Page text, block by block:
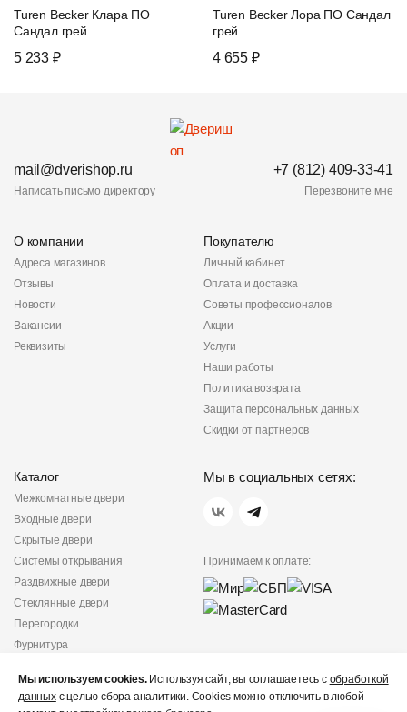
Turen Becker Клара ПО
Сандал грей
5 233 ₽
Turen Becker Лора ПО Сандал
грей
4 655 ₽
mail@dverishop.ru
Написать письмо директору
+7 (812) 409-33-41
Перезвоните мне
О компании
Адреса магазинов
Отзывы
Новости
Вакансии
Реквизиты
Покупателю
Личный кабинет
Оплата и доставка
Советы профессионалов
Акции
Услуги
Наши работы
Политика возврата
Защита персональных данных
Скидки от партнеров
Каталог
Межкомнатные двери
Входные двери
Скрытые двери
Системы открывания
Раздвижные двери
Стеклянные двери
Перегородки
Фурнитура
Мы в социальных сетях:
Принимаем к оплате:
конфиденциальности
Не является публичной
Мы используем cookies.Используя сайт, вы соглашаетесь с обработкой
данныхс целью сбора аналитики. Cookies можно отключить в любой